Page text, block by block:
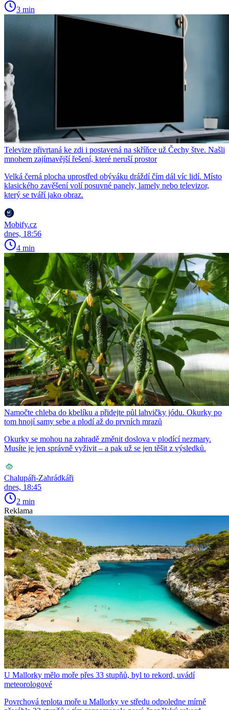
3 min
Televize přivrtaná ke zdi i postavená na skříňce už Čechy štve. Našli
mnohem zajímavější řešení, které neruší prostor
Velká černá plocha uprostřed obýváku dráždí čím dál víc lidí. Místo
klasického zavěšení volí posuvné panely, lamely nebo televizor,
který se tváří jako obraz.
Mobify.cz
dnes, 18:56
4 min
Namočte chleba do kbelíku a přidejte půl lahvičky jódu. Okurky po
tom hnojí samy sebe a plodí až do prvních mrazů
Okurky se mohou na zahradě změnit doslova v plodící nezmary.
Musíte je jen správně vyživit – a pak už se jen těšit z výsledků.
Chalupáři-Zahrádkáři
dnes, 18:45
2 min
Reklama
U Mallorky mělo moře přes 33 stupňů, byl to rekord, uvádí
meteorologové
Povrchová teplota moře u Mallorky ve středu odpoledne mírně